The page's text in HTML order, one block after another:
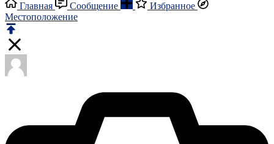
Главная
Сообщение
Избранное
Местоположение